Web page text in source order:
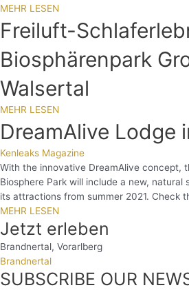
MEHR LESEN
Freiluft-
Biosphärenpark
Walsertal
MEHR LESEN
DreamAlive Lodge
Kenleaks Magazine
With the innovative DreamAlive concept,
Biosphere Park will include a new, natural
its attractions from summer 2021. Check
MEHR LESEN
Jetzt erleben
Brandnertal, Vorarlberg
Brandnertal
SUBSCRIBE OUR